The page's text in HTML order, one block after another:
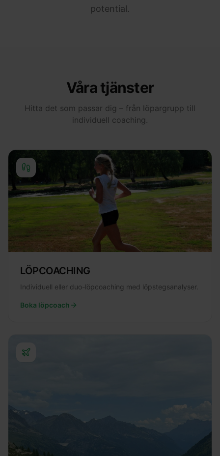
potential.
Våra tjänster
Hitta det som passar dig – från löpargrupp till
individuell coaching.
LÖPCOACHING
Individuell eller duo-löpcoaching med löpstegsanalyser.
Boka löpcoach